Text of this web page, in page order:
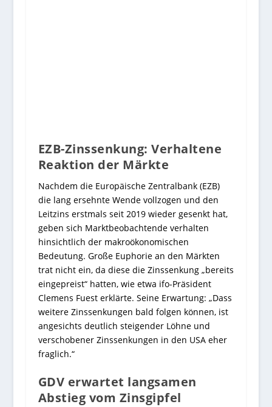
EZB-Zinssenkung: Verhaltene
Reaktion der Märkte
Nachdem die Europäische Zentralbank (EZB)
die lang ersehnte Wende vollzogen und den
Leitzins erstmals seit 2019 wieder gesenkt hat,
geben sich Marktbeobachtende verhalten
hinsichtlich der makroökonomischen
Bedeutung. Große Euphorie an den Märkten
trat nicht ein, da diese die Zinssenkung „bereits
eingepreist“ hatten, wie etwa ifo-Präsident
Clemens Fuest erklärte. Seine Erwartung: „Dass
weitere Zinssenkungen bald folgen können, ist
angesichts deutlich steigender Löhne und
verschobener Zinssenkungen in den USA eher
fraglich.“
GDV erwartet langsamen
Abstieg vom Zinsgipfel